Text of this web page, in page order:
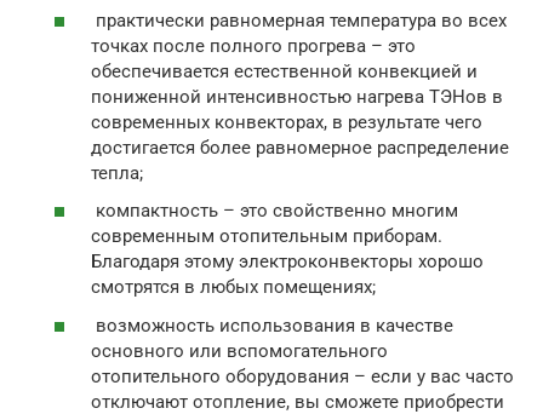
практически равномерная температура во всех
точках после полного прогрева – это
обеспечивается естественной конвекцией и
пониженной интенсивностью нагрева ТЭНов в
современных конвекторах, в результате чего
достигается более равномерное распределение
тепла;
компактность – это свойственно многим
современным отопительным приборам.
Благодаря этому электроконвекторы хорошо
смотрятся в любых помещениях;
возможность использования в качестве
основного или вспомогательного
отопительного оборудования – если у вас часто
отключают отопление, вы сможете приобрести